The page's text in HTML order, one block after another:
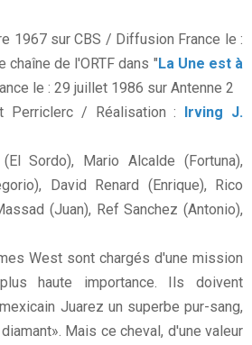
1967 sur CBS / Diffusion France le :
chaîne de l'ORTF dans "La Une est à
le : 29 juillet 1986 sur Antenne 2
Perriclerc / Réalisation : Irving J.
Sordo), Mario Alcalde (Fortuna),
David Renard (Enrique), Rico
(Juan), Ref Sanchez (Antonio),
West sont chargés d'une mission
haute importance. Ils doivent
Juarez un superbe pur-sang,
Mais ce cheval, d'une valeur